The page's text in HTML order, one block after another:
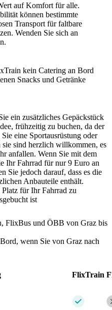
auf Komfort für alle.
können bestimmte
Transport für faltbare
Wenden Sie sich an
kein Catering an Bord
Snacks und Getränke
ein zusätzliches Gepäckstück
frühzeitig zu buchen, da der
eine Sportausrüstung oder
sind herzlich willkommen, es
anfallen. Wenn Sie mit dem
Ihr Fahrrad für nur 9 Euro an
Sie jedoch darauf, dass es die
Anbauteile enthält.
für Ihr Fahrrad zu
ist
FlixBus und ÖBB von Graz bis
wenn Sie von Graz nach
FlixTrain